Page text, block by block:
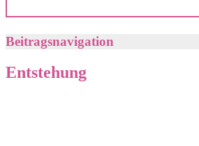
Beitragsnavigation
Entstehung